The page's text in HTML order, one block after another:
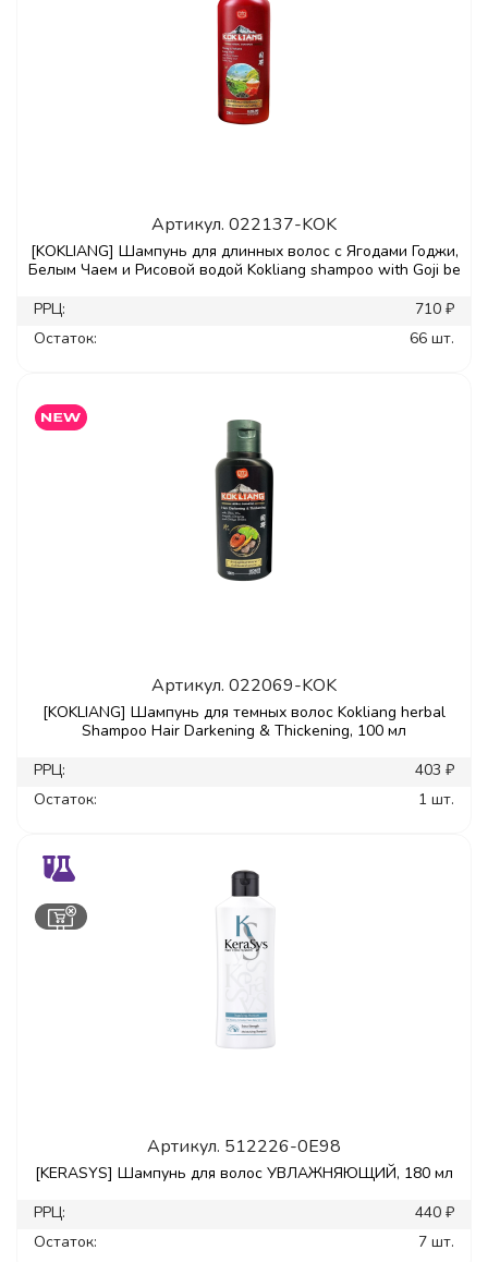
Артикул. 022137-KOK
[KOKLIANG] Шампунь для длинных волос с Ягодами Годжи,
Белым Чаем и Рисовой водой Kokliang shampoo with Goji be
РРЦ:
710 ₽
Остаток:
66 шт.
Артикул. 022069-KOK
[KOKLIANG] Шампунь для темных волос Kokliang herbal
Shampoo Hair Darkening & Thickening, 100 мл
РРЦ:
403 ₽
Остаток:
1 шт.
Артикул. 512226-0E98
[KERASYS] Шампунь для волос УВЛАЖНЯЮЩИЙ, 180 мл
РРЦ:
440 ₽
Остаток:
7 шт.